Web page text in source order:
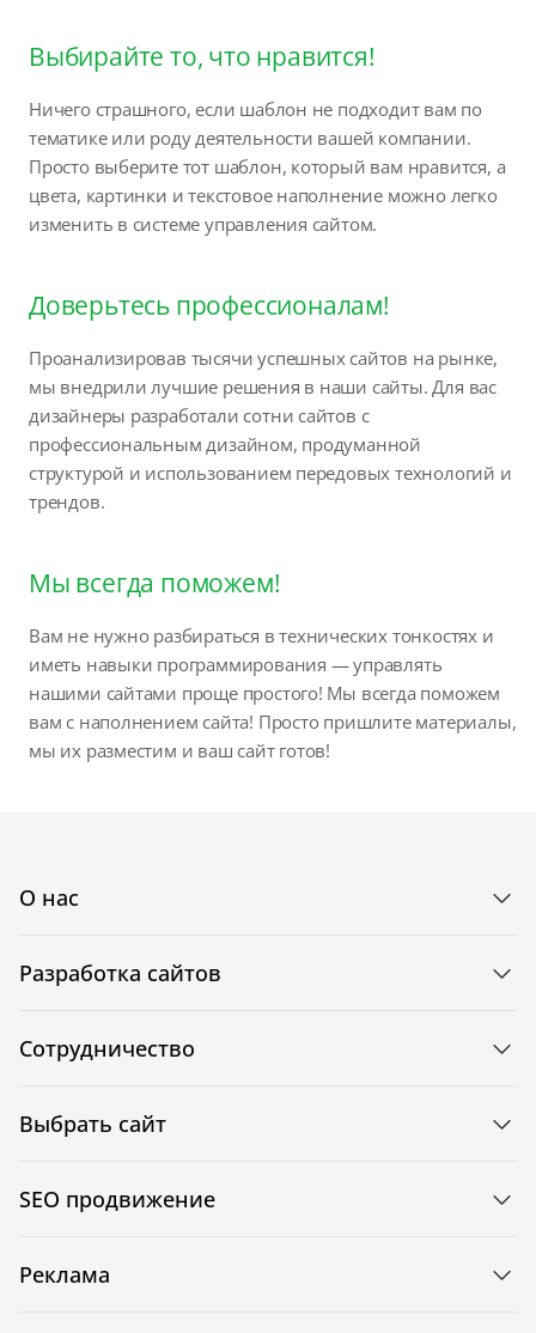
Выбирайте то, что нравится!
Ничего страшного, если шаблон не подходит вам по
тематике или роду деятельности вашей компании.
Просто выберите тот шаблон, который вам нравится, а
цвета, картинки и текстовое наполнение можно легко
изменить в системе управления сайтом.
Доверьтесь профессионалам!
Проанализировав тысячи успешных сайтов на рынке,
мы внедрили лучшие решения в наши сайты. Для вас
дизайнеры разработали сотни сайтов с
профессиональным дизайном, продуманной
структурой и использованием передовых технологий и
трендов.
Мы всегда поможем!
Вам не нужно разбираться в технических тонкостях и
иметь навыки программирования — управлять
нашими сайтами проще простого! Мы всегда поможем
вам с наполнением сайта! Просто пришлите материалы,
мы их разместим и ваш сайт готов!
О нас
Разработка сайтов
Сотрудничество
Выбрать сайт
SEO продвижение
Реклама